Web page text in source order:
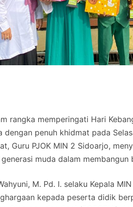
rangka memperingati Hari
dengan penuh khidmat pada
Guru PJOK MIN 2 Sidoarjo,
muda dalam membangun
M. Pd. I. selaku Kepala
kepada peserta didik